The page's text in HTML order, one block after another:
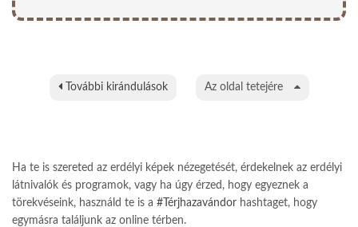
További kirándulások Az oldal tetejére
Ha te is szereted az erdélyi képek nézegetését, érdekelnek az erdélyi
látnivalók és programok, vagy ha úgy érzed, hogy egyeznek a
törekvéseink, használd te is a #Térjhazavándor hashtaget, hogy
egymásra találjunk az online térben.